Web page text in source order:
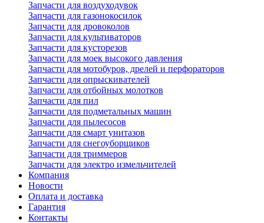
Запчасти для воздуходувок
Запчасти для газонокосилок
Запчасти для дровоколов
Запчасти для культиваторов
Запчасти для кусторезов
Запчасти для моек высокого давления
Запчасти для мотобуров, дрелей и перфораторов
Запчасти для опрыскивателей
Запчасти для отбойных молотков
Запчасти для пил
Запчасти для подметальных машин
Запчасти для пылесосов
Запчасти для смарт унитазов
Запчасти для снегоуборщиков
Запчасти для триммеров
Запчасти для электро измельчителей
Компания
Новости
Оплата и доставка
Гарантия
Контакты